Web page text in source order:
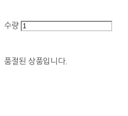
수량
품절된 상품입니다.